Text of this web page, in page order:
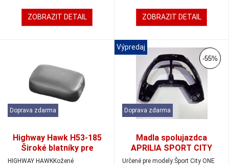
ZOBRAZIT DETAIL ZOBRAZIT DETAIL
Doprava zdarma
Highway Hawk H53-185
Široké blatníky pre
cestujúcich
HIGHWAY HAWKKožené
Výpredaj
-55%
Doprava zdarma
Madla spolujazdca
APRILIA SPORT CITY
ONE
Určené pre modely:Šport City ONE